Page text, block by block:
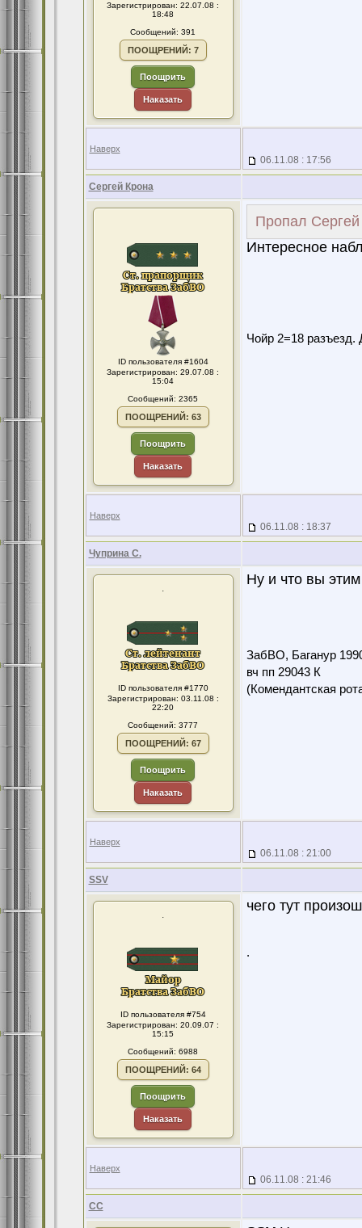
Зарегистрирован: 22.07.08 :
18:48
Сообщений: 391
ПООЩРЕНИЙ: 7
Поощрить
Наказать
Наверх
06.11.08 : 17:56
Сергей Крона
ID пользователя #1604
Зарегистрирован: 29.07.08 :
15:04
Сообщений: 2365
ПООЩРЕНИЙ: 63
Поощрить
Наказать
Пропал
Интересное
Чойр 2=18
Наверх
06.11.08 : 18:37
Чуприна С.
.
ID пользователя #1770
Зарегистрирован: 03.11.08 :
22:20
Сообщений: 3777
ПООЩРЕНИЙ: 67
Поощрить
Наказать
Ну и что вы этим
ЗабВО, Баганур
вч пп 29043 К
(Комендантская
Наверх
06.11.08 : 21:00
SSV
.
ID пользователя #754
Зарегистрирован: 20.09.07 :
15:15
Сообщений: 6988
ПООЩРЕНИЙ: 64
Поощрить
Наказать
чего тут
.
Наверх
06.11.08 : 21:46
CC